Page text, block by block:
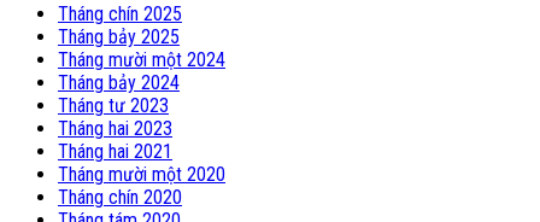
Tháng chín 2025
Tháng bảy 2025
Tháng mười một 2024
Tháng bảy 2024
Tháng tư 2023
Tháng hai 2023
Tháng hai 2021
Tháng mười một 2020
Tháng chín 2020